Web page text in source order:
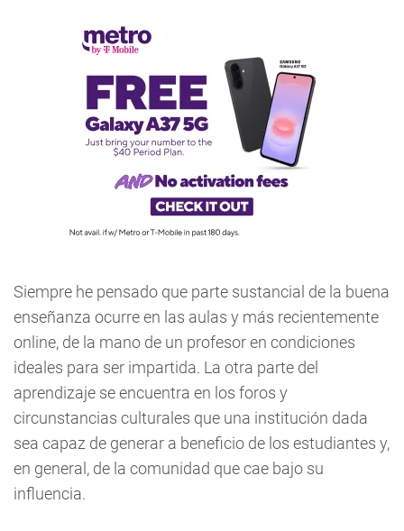
Siempre he pensado que parte sustancial de la buena
enseñanza ocurre en las aulas y más recientemente
online, de la mano de un profesor en condiciones
ideales para ser impartida. La otra parte del
aprendizaje se encuentra en los foros y
circunstancias culturales que una institución dada
sea capaz de generar a beneficio de los estudiantes y,
en general, de la comunidad que cae bajo su
influencia.